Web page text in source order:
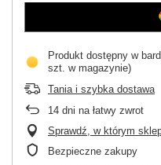
Produkt dostępny w
szt. w magazynie)
Tania i szybka dostawa
14 dni na łatwy zwrot
Sprawdź, w którym
Bezpieczne zakupy